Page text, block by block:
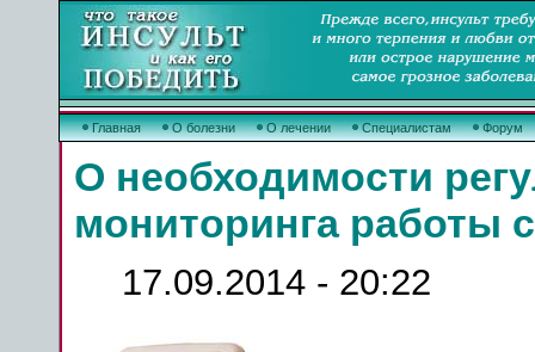
Главная О болезни О лечении Специалистам Форум
О необходимости
мониторинга работы
17.09.2014 - 20:22